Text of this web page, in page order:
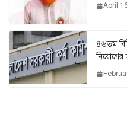
April
৪৬তম
নিয়োগের